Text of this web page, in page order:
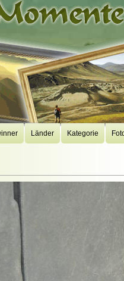
Länder Kategorie